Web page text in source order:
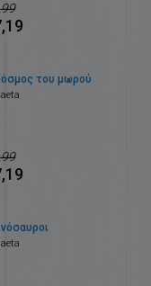
του μωρού